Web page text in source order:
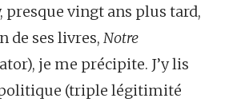
presque vingt ans plus tard,
de ses livres, Notre
je me précipite. J’y lis
(triple légitimité